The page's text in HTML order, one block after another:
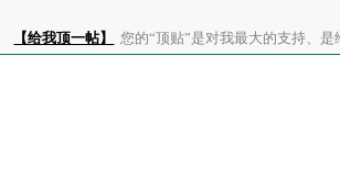
【给我顶一帖】 您的“顶贴”是对我最大的支持、